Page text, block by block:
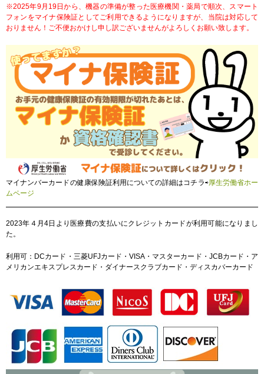
※2025年9月19日から、機器の準備が整った医療機関・薬局で順次、スマート
フォンをマイナ保険証としてご利用できるようになりますが、当院は対応して
おりません！ご不便おかけし申し訳ございませんがよろしくお願い致します。
マイナンバーカードの健康保険証利用についての詳細はコチラ⇨厚生労働省ホー
ムページ
2023年４月4日より医療費の支払いにクレジットカードが利用可能になりまし
た。
利用可：DCカード・三菱UFJカード・VISA・マスターカード・JCBカード・ア
メリカンエキスプレスカード・ダイナースクラブカード・ディスカバーカード